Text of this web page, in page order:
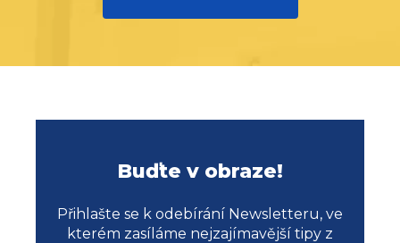
Buďte v obraze!
Přihlašte se k odebírání Newsletteru, ve
kterém zasíláme nejzajímavější tipy z